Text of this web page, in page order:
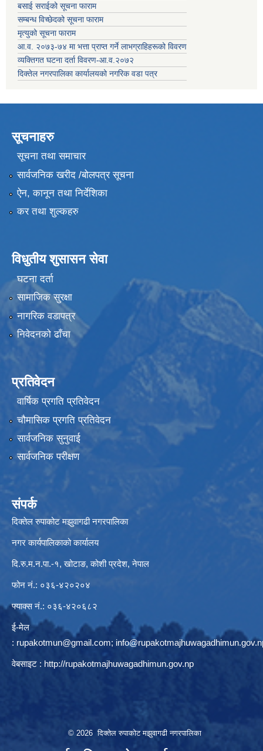
बसाई सराईको सूचना फाराम
सम्बन्ध विच्छेदको सूचना फाराम
मृत्युको सूचना फाराम
आ.व. २०७३-७४ मा भत्ता प्राप्त गर्ने लाभग्राहिहरूको विवरण
व्यक्तिगत घटना दर्ता विवरण-आ.व.२०७२
दिक्तेल नगरपालिका कार्यालयको नगरिक वडा पत्र
सूचनाहरु
सूचना तथा समाचार
सार्वजनिक खरीद /बोलपत्र सूचना
ऐन, कानून तथा निर्देशिका
कर तथा शुल्कहरु
विधुतीय शुसासन सेवा
घटना दर्ता
सामाजिक सुरक्षा
नागरिक वडापत्र
निवेदनको ढाँचा
प्रतिवेदन
वार्षिक प्रगति प्रतिवेदन
चौमासिक प्रगति प्रतिवेदन
सार्वजनिक सुनुवाई
सार्वजनिक परीक्षण
संपर्क
दिक्तेल रुपाकोट मझुवागढी नगरपालिका
नगर कार्यपालिकाको कार्यालय
दि.रु.म.न.पा.-१, खोटाङ, कोशी प्रदेश, नेपाल
फोन नं.: ०३६-४२०२०४
फ्याक्स नं.: ०३६-४२०६८२
ई-मेल
: rupakotmun@gmail.com;
वेबसाइट : http://rupakotmajhuwagadhimun.gov.np
© 2026 दिक्तेल रुपाकोट मझुवागढी नगरपालिका